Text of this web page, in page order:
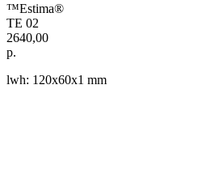
™Estima®
TE 02
2640,00
р.
lwh: 120x60x1 mm